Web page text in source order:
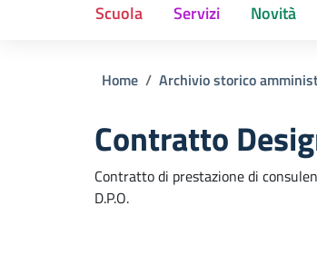
Scuola Servizi Novità
(current)
Home Archivio storico
Contratto
Contratto di prestazione di
D.P.O.